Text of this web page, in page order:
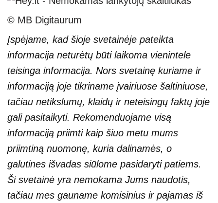
© MB Digitaurum
Įspėjame, kad šioje svetainėje pateikta
informacija neturėtų būti laikoma vienintele
teisinga informacija. Nors svetainę kuriame ir
informaciją joje tikriname įvairiuose šaltiniuose,
tačiau netikslumų, klaidų ir neteisingų faktų joje
gali pasitaikyti. Rekomenduojame visą
informaciją priimti kaip šiuo metu mums
priimtiną nuomonę, kuria dalinamės, o
galutines išvadas siūlome pasidaryti patiems.
Ši svetainė yra nemokama Jums naudotis,
tačiau mes gauname komisinius ir pajamas iš